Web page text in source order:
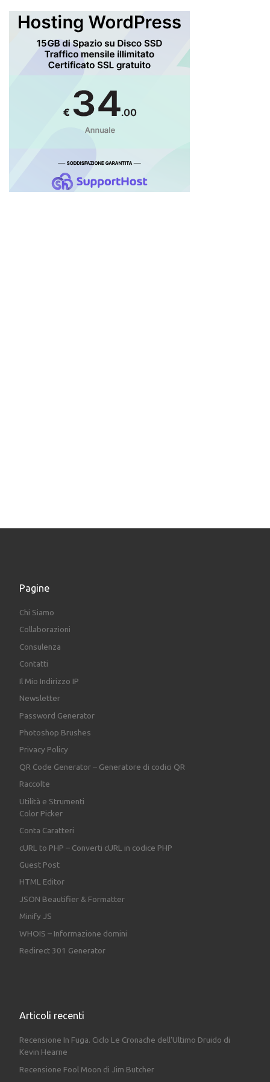
Pagine
Chi Siamo
Collaborazioni
Consulenza
Contatti
Il Mio Indirizzo IP
Newsletter
Password Generator
Photoshop Brushes
Privacy Policy
QR Code Generator – Generatore di codici QR
Raccolte
Utilità e Strumenti
Color Picker
Conta Caratteri
cURL to PHP – Converti cURL in codice PHP
Guest Post
HTML Editor
JSON Beautifier & Formatter
Minify JS
WHOIS – Informazione domini
Redirect 301 Generator
Articoli recenti
Recensione In Fuga. Ciclo Le Cronache dell’Ultimo Druido di
Kevin Hearne
Recensione Fool Moon di Jim Butcher